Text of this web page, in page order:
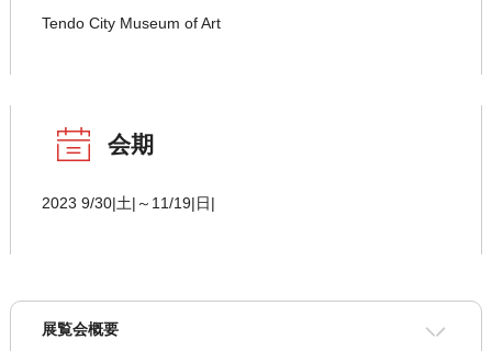
Tendo City Museum of Art
会期
2023 9/30|土|～11/19|日|
展覧会概要